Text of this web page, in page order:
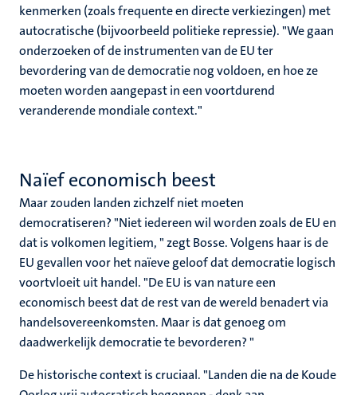
kenmerken (zoals frequente en directe verkiezingen) met
autocratische (bijvoorbeeld politieke repressie). "We gaan
onderzoeken of de instrumenten van de EU ter
bevordering van de democratie nog voldoen, en hoe ze
moeten worden aangepast in een voortdurend
veranderende mondiale context."
Naïef economisch beest
Maar zouden landen zichzelf niet moeten
democratiseren? "Niet iedereen wil worden zoals de EU en
dat is volkomen legitiem, " zegt Bosse. Volgens haar is de
EU gevallen voor het naïeve geloof dat democratie logisch
voortvloeit uit handel. "De EU is van nature een
economisch beest dat de rest van de wereld benadert via
handelsovereenkomsten. Maar is dat genoeg om
daadwerkelijk democratie te bevorderen? "
De historische context is cruciaal. "Landen die na de Koude